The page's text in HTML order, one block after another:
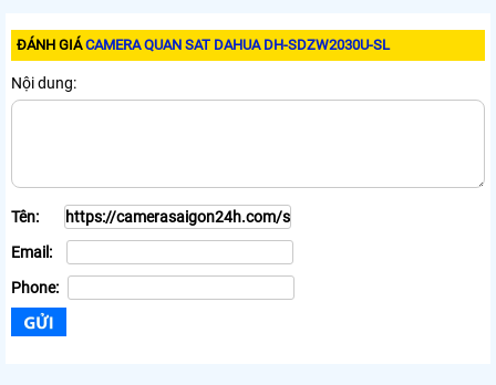
ĐÁNH GIÁCAMERA QUAN SAT DAHUA DH-SDZW2030U-SL
Nội dung:
Tên:
Email:
Phone: